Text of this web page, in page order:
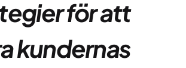
för att
kundernas